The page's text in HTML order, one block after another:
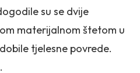
su se dvije
materijalnom štetom u
tjelesne povrede.